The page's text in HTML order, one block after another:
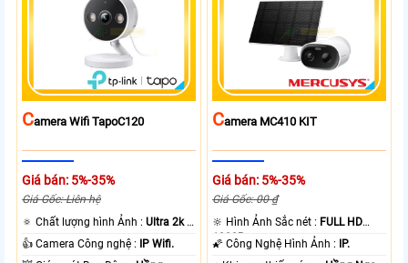
CAmera Wifi TapoC120
Giá bán: 5%-35%
Giá Gốc: Liên hệ
🔅 Chất lượng hình Ảnh :Ultra 2k +
.
👍 Camera Công nghệ :
IP Wifi.
CAmera MC410 KIT
Giá bán: 5%-35%
Giá Gốc: 00 ₫
🔆 Hình Ảnh Sắc nét : FULL HD
1080P .
🌠 Công Nghệ Hình Ảnh :
IP.